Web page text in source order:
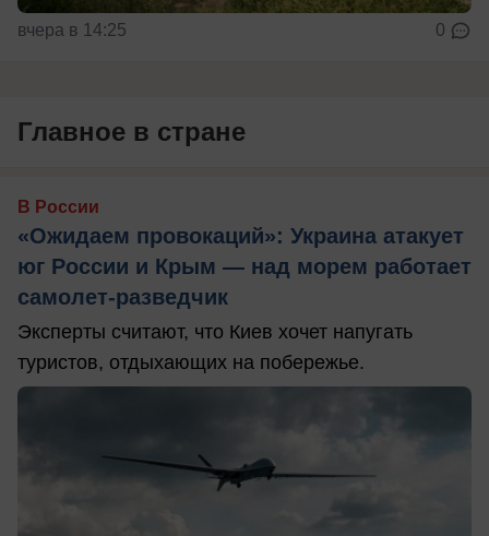
вчера в 14:25 0
Главное в стране
В России
«Ожидаем провокаций»: Украина атакует
юг России и Крым — над морем работает
самолет-разведчик
Эксперты считают, что Киев хочет напугать
туристов, отдыхающих на побережье.